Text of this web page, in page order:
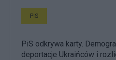
PiS
PiS odkrywa karty.
deportacje Ukraińców i